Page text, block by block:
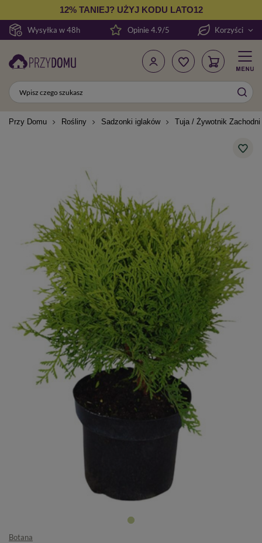
Wysyłka w 48h
12% TANIEJ? UŻYJ KODU LATO12
Opinie 4.9/5 Korzyści
Przy Domu Rośliny Sadzonki iglaków Tuja / Żywotnik
Botana